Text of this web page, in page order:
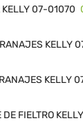
07-01070
KELLY
KELLY
FIELTRO